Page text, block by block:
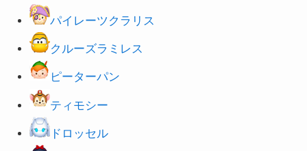
パイレーツクラリス
クルーズラミレス
ピーターパン
ティモシー
ドロッセル